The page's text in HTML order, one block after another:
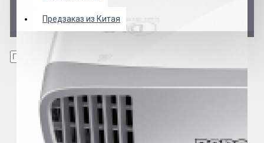
Предзаказ из Китая